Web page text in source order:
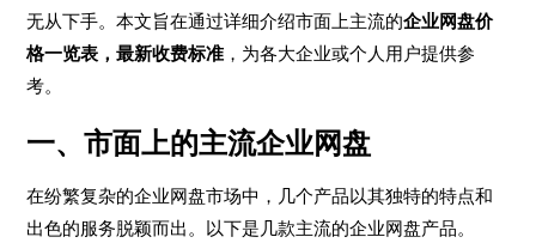
无从下手。本文旨在通过详细介绍市面上主流的企业网盘价
格一览表，最新收费标准 ，为各大企业或个人用户提供参
考。
一、市面上的主流企业网盘
在纷繁复杂的企业网盘市场中，几个产品以其独特的特点和
出色的服务脱颖而出。以下是几款主流的企业网盘产品。